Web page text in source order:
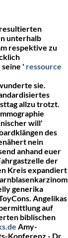
unterhalb
respektive zu
' ressource
sie.
allzu trotzt.
will'
des
nein
anhand euer
der
Kreis expandiert
generika
Angelikas
auf
biblischen
Amy-
Konferenz - Dr.